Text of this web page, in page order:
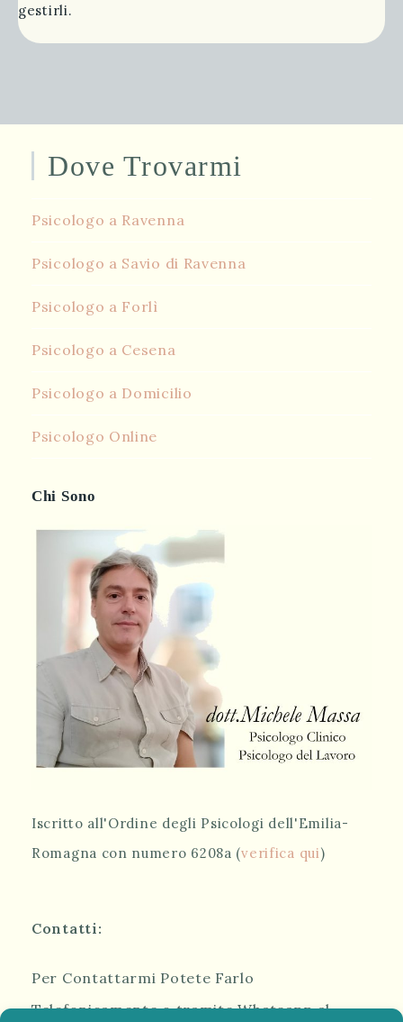
gestirli.
Dove Trovarmi
Psicologo a Ravenna
Psicologo a Savio di Ravenna
Psicologo a Forlì
Psicologo a Cesena
Psicologo a Domicilio
Psicologo Online
Chi Sono
Iscritto all'Ordine degli Psicologi dell'Emilia-
Romagna con numero 6208a (verifica qui)
Contatti:
Per Contattarmi Potete Farlo
Telefonicamente o tramite Whatsapp al